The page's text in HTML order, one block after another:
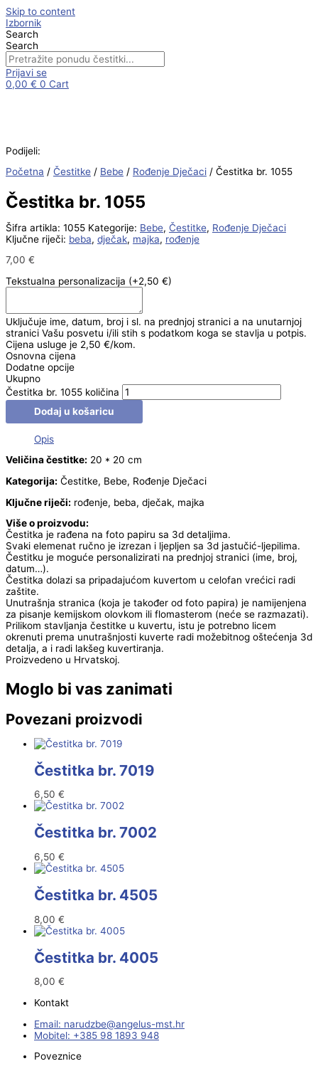
Skip to content
Izbornik
Search
Search
Prijavi se
0,00 € 0 Cart
Podijeli:
Početna / Čestitke / Bebe / Rođenje Dječaci / Čestitka br. 1055
Čestitka br. 1055
Šifra artikla: 1055 Kategorije: Bebe, Čestitke, Rođenje Dječaci
Ključne riječi: beba, dječak, majka, rođenje
7,00 €
Tekstualna personalizacija (+2,50 €)
Uključuje ime, datum, broj i sl. na prednjoj stranici a na unutarnjoj
stranici Vašu posvetu i/ili stih s podatkom koga se stavlja u potpis.
Cijena usluge je 2,50 €/kom.
Osnovna cijena
Dodatne opcije
Ukupno
Čestitka br. 1055 količina
Dodaj u košaricu
Opis
Veličina čestitke: 20 * 20 cm
Kategorija: Čestitke, Bebe, Rođenje Dječaci
Ključne riječi: rođenje, beba, dječak, majka
Više o proizvodu:
Čestitka je rađena na foto papiru sa 3d detaljima.
Svaki elemenat ručno je izrezan i ljepljen sa 3d jastučić-ljepilima.
Čestitku je moguće personalizirati na prednjoj stranici (ime, broj,
datum…).
Čestitka dolazi sa pripadajućom kuvertom u celofan vrećici radi
zaštite.
Unutrašnja stranica (koja je također od foto papira) je namijenjena
za pisanje kemijskom olovkom ili flomasterom (neće se razmazati).
Prilikom stavljanja čestitke u kuvertu, istu je potrebno licem
okrenuti prema unutrašnjosti kuverte radi možebitnog oštećenja 3d
detalja, a i radi lakšeg kuvertiranja.
Proizvedeno u Hrvatskoj.
Moglo bi vas zanimati
Povezani proizvodi
Čestitka br. 7019
6,50 €
Čestitka br. 7002
6,50 €
Čestitka br. 4505
8,00 €
Čestitka br. 4005
8,00 €
Kontakt
Email:
rh.tsm-sulegna
@ebzduran
Mobitel: +385 98 1893 948
Poveznice